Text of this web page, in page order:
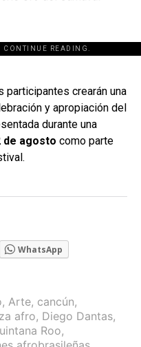
CONTINUE READING.
participantes crearán una
y apropiación del
durante una
de agosto como parte
WhatsApp
, Arte, cancún,
afro, Diego Dantas,
Roo,